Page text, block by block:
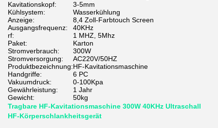
Kavitationskopf:
3-5mm
Kühlsystem:
Wasserkühlung
Anzeige:
8,4 Zoll-Farbtouch Screen
Ausgangsfrequenz:
40KHz
rf:
1 MHZ, 5Mhz
Paket:
Karton
Stromverbrauch:
300W
Stromversorgung:
AC220V/50HZ
Produktbezeichnung:HF-Kavitationsmaschine
Handgriffe:
6 PC
Vakuumdruck:
0-100Kpa
Gewährleistung:
1 Jahr
Gewicht:
50kg
Tragbare HF-Kavitationsmaschine 300W 40KHz Ultraschall
HF-Körperschlankheitsgerät